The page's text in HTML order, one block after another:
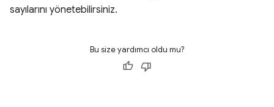
sayılarını yönetebilirsiniz.
Bu size yardımcı oldu mu?